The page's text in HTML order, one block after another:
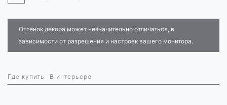
Оттенок декора может незначительно отличаться, в
зависимости от разрешения и настроек вашего монитора.
Где купить В интерьере